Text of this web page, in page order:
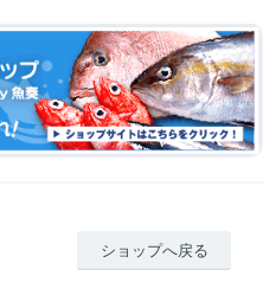
ショップへ戻る